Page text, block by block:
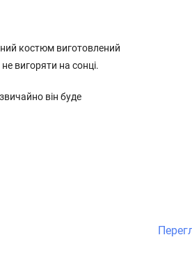
костюм виготовлений
вигоряти на сонці.
він буде